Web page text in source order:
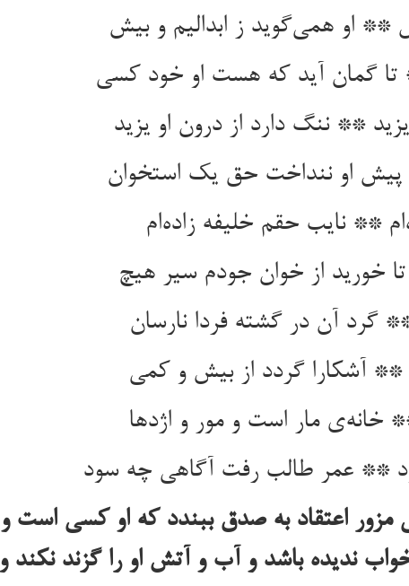
** ننگ دارد از درون او یزید
خانه‌‌ی مار است و مور و اژدها
** عمر طالب رفت آگاهی چه سود
مزور اعتقاد به صدق ببندد که او کسی است و
ندیده باشد و آب و آتش او را گزند نکند و